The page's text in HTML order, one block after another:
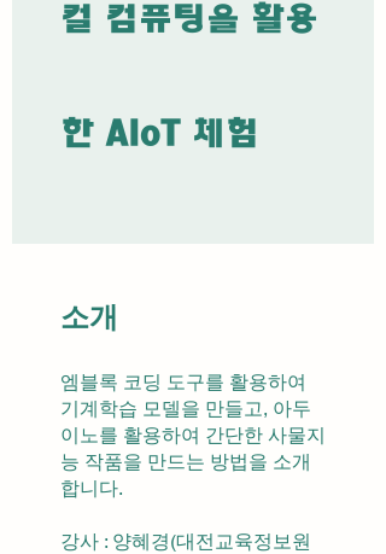
컬 컴퓨팅을 활용
한 AIoT 체험
소개
엠블록 코딩 도구를 활용하여
기계학습 모델을 만들고, 아두
이노를 활용하여 간단한 사물지
능 작품을 만드는 방법을 소개
합니다.
강사 : 양혜경(대전교육정보원